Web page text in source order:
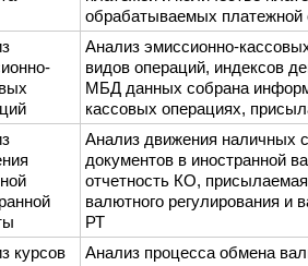
обрабатываемых платежной
Анализ эмиссионно-
видов операций, индексов
МБД данных собрана
кассовых операциях,
Анализ движения наличных
документов в иностранной
отчетность КО,
валютного регулирования и
РТ
курсов
Анализ процесса обмена